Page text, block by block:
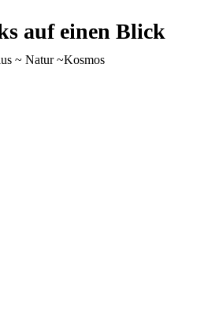
auf einen Blick
~ Natur ~Kosmos